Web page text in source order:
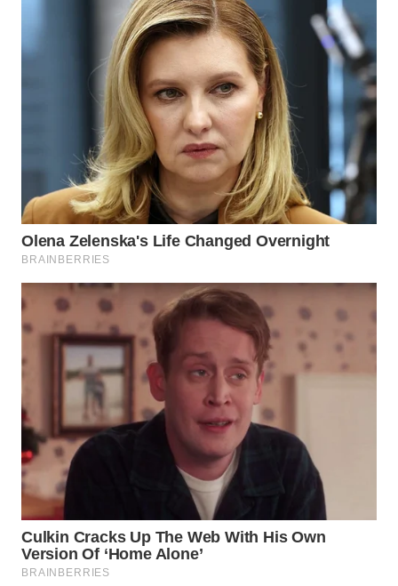
LABUANBAJO
WN
BORNEO
Wahana
Media
Group
WAHANA
WAHANA
TANI
WAHANA
ADVOKAT
WAHANA
INFRASTRUKTUR